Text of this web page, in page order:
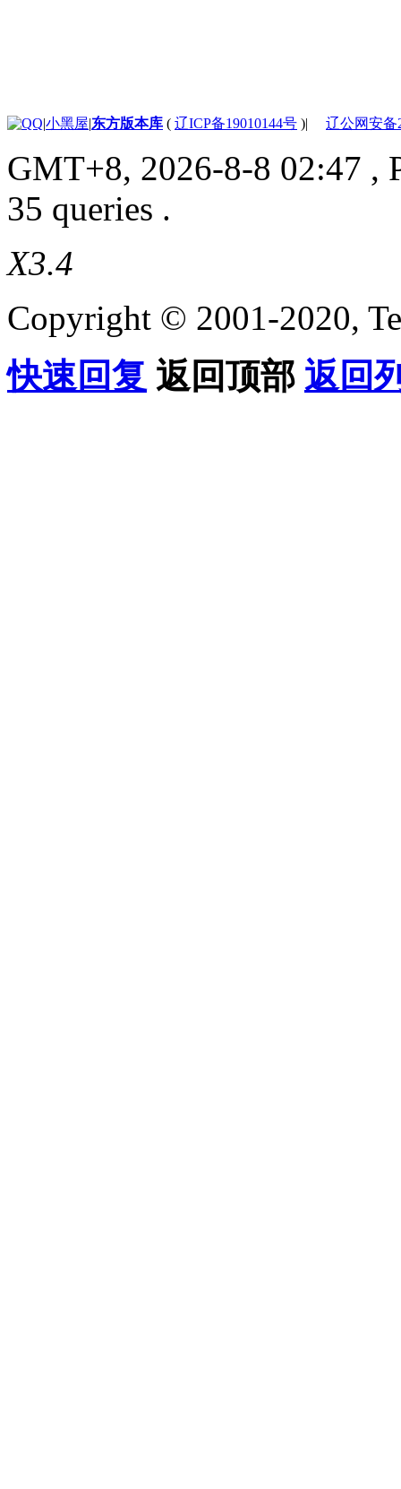
|小黑屋|东方版本库 ( 辽ICP备19010144号 )| 辽公网安备
GMT+8, 2026-8-8 02:47 ,
35 queries .
X3.4
Copyright © 2001-2020,
快速回复 返回顶部 返回